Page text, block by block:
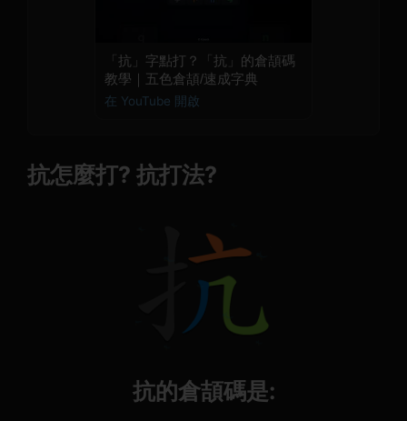
「抗」字點打？「抗」的倉頡碼
教學｜五色倉頡/速成字典
在 YouTube 開啟
抗怎麼打? 抗打法?
抗的倉頡碼是: